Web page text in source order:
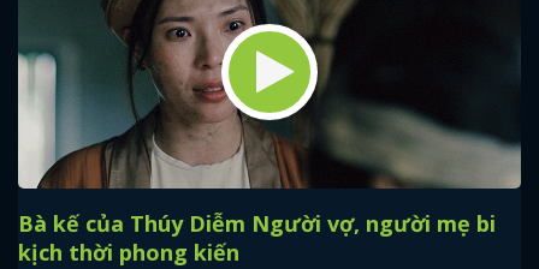
Bà kế của Thúy Diễm Người vợ, người mẹ bi
kịch thời phong kiến